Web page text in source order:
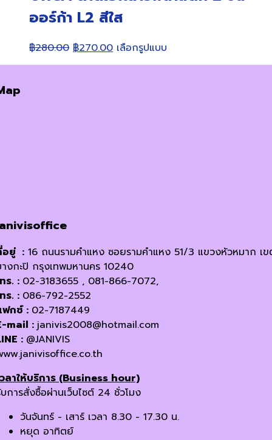
ออร์ก้า L2 สีใส
฿280.00 Original
price
฿270.00Current
price
เลือกรูปแบบ
product
อยู่ : 16 ถนนรามคำแหง ซอยรามคำแหง 51/3 แขวงหัวหมาก เ
งกะปิ กรุงเทพมหานคร 10240
ร. : 02-3183655 , 081-866-7072,
ร. : 086-792-2552
กซ์ : 02-7187449
mail : janivis2008@hotmail.com
: @JANIVIS
ลาให้บริการ (Business hour)
การสั่งซื้อผ่านเว็บไซต์ 24 ชั่วโมง
วันจันทร์ - เสาร์ เวลา 8.30 - 17.30 น.
หยุด อาทิตย์